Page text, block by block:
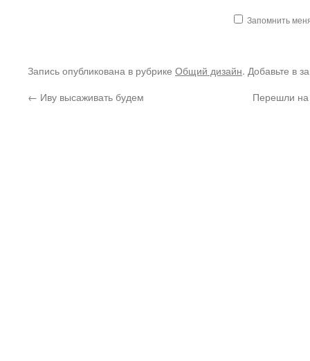
Запомнить
Запись опубликована в рубрике Общий дизайн. Добавьте в
← Иву высаживать будем Перешли на